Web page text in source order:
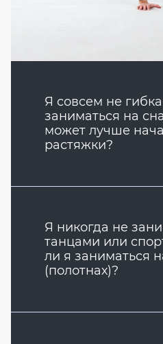
Я совсем не
заниматься на
может лучше
растяжки?
Я никогда не
танцами или
ли я заниматься
(полотнах)?